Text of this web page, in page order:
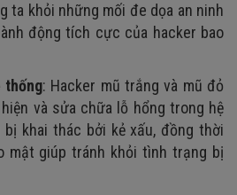
ta khỏi những mối đe dọa an ninh
động tích cực của hacker bao
thống: Hacker mũ trắng và mũ đỏ
và sửa chữa lỗ hổng trong hệ
khai thác bởi kẻ xấu, đồng thời
mật giúp tránh khỏi tình trạng bị